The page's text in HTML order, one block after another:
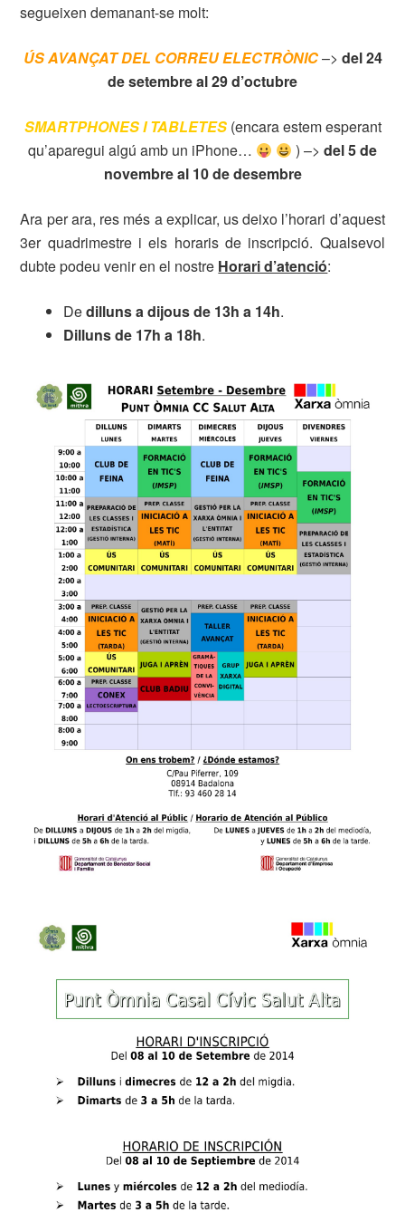
segueixen demanant-se molt:
ÚS AVANÇAT DEL CORREU ELECTRÒNIC–> del 24
de setembre al 29 d’octubre
SMARTPHONES I TABLETES(encara estem esperant
qu’aparegui algú amb un iPhone…
) –>del 5 de
novembre al 10 de desembre
Ara per ara, res més a explicar, us deixo l’horari d’aquest
3er quadrimestre i els horaris de inscripció. Qualsevol
dubte podeu venir en el nostre Horari d’atenció:
Dedilluns a dijous de 13h a 14h.
Dilluns de 17h a 18h.